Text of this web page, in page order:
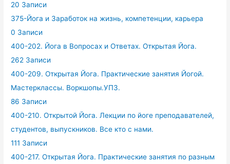
20 Записи
375-Йога и Заработок на жизнь, компетенции, карьера
0 Записи
400-202. Йога в Вопросах и Ответах. Открытая Йога.
262 Записи
400-209. Открытая Йога. Практические занятия Йогой.
Мастерклассы. Воркшопы.УПЗ.
86 Записи
400-210. Открытой Йога. Лекции по йоге преподавателей,
студентов, выпускников. Все кто с нами.
111 Записи
400-217. Открытая Йога. Практические занятия по разным